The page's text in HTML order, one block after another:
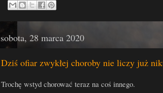
sobota, 28 marca 2020
Dziś ofiar zwykłej choroby nie liczy już
Trochę wstyd chorować teraz na coś innego.